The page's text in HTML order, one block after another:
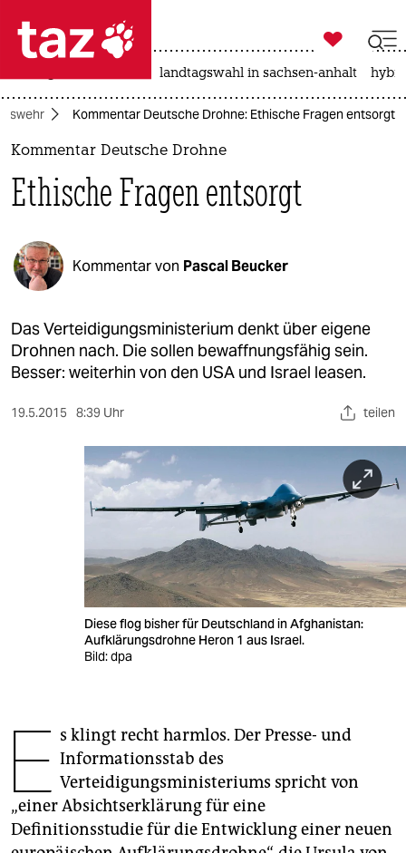
 taz zahl ich
taz zahl ich
politik
öko
gesellschaft
kultur
sport
berlin
veranstaltungen
genossenschaft
epaper login

taz zahl ich
landtagswahl in sachsen-anhalt
Kommentar Deutsche Drohne: Ethische Fragen entsorgt
Kommentar Deutsche Drohne
Ethische Fragen entsorgt
Kommentar von Pascal Beucker
Das Verteidigungsministerium denkt über eigene
Drohnen nach. Die sollen bewaffnungsfähig sein.
Besser: weiterhin von den USA und Israel leasen.
19.5.2015 8:39 Uhr teilen
Diese flog bisher für Deutschland in Afghanistan:
Aufklärungsdrohne Heron 1 aus Israel.
Bild: dpa
E s klingt recht harmlos. Der Presse- und
Informationsstab des
Verteidigungsministeriums spricht von
„einer Absichtserklärung für eine
Definitionsstudie für die Entwicklung einer neuen